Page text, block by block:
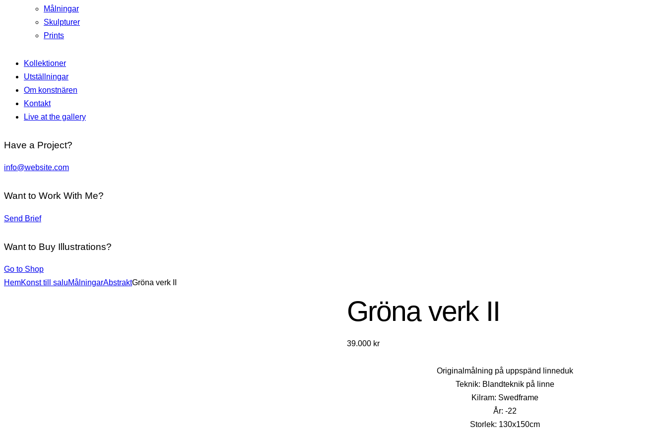
Målningar
Skulpturer
Prints
Kollektioner
Utställningar
Om konstnären
Kontakt
Live at the gallery
Have a Project?
info@website.com
Want to Work With Me?
Send Brief
Want to Buy Illustrations?
Go to Shop
HemKonst till saluMålningarAbstraktGröna verk II
Gröna verk II
39.000 kr
Originalmålning på uppspänd linneduk
Teknik: Blandteknik på linne
Kilram: Swedframe
År: -22
Storlek: 130x150cm